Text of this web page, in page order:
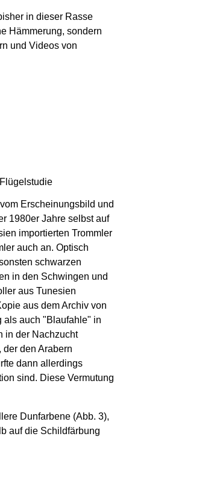
in dieser Rasse
Hämmerung, sondern
und Videos von
Erscheinungsbild und
1980er Jahre selbst auf
importierten Trommler
auch an. Optisch
schwarzen
in den Schwingen und
aus Tunesien
aus dem Archiv von
als auch "Blaufahle" in
in der Nachzucht
den Arabern
dann allerdings
sind. Diese Vermutung
Dunfarbene (Abb. 3),
auf die Schildfärbung